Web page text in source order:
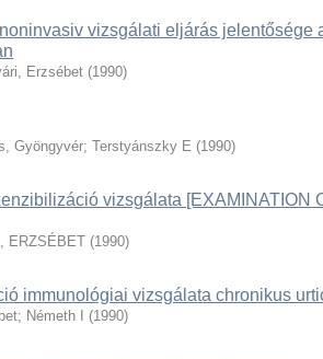
vizsgálati eljárás jelentősége
Erzsébet (1990)
Gyöngyvér; Terstyánszky E (1990)
vizsgálata [EXAMINATION
ERZSÉBET (1990)
immunológiai vizsgálata chronikus
; Németh I (1990)